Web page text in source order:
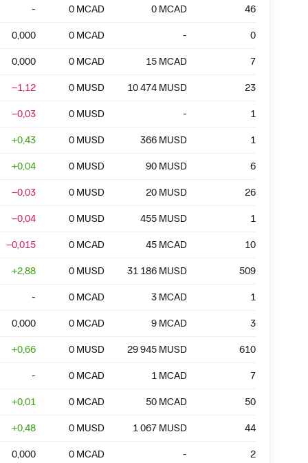
- 0 MCAD 0 MCAD 46
0,000 0 MCAD - 0
0,000 0 MCAD 15 MCAD 7
−1,12 0 MUSD 10 474 MUSD 23
−0,03 0 MUSD - 1
+0,43 0 MUSD 366 MUSD 1
+0,04 0 MUSD 90 MUSD 6
−0,03 0 MUSD 20 MUSD 26
−0,04 0 MUSD 455 MUSD 1
−0,015 0 MCAD 45 MCAD 10
+2,88 0 MUSD 31 186 MUSD 509
- 0 MCAD 3 MCAD 1
0,000 0 MCAD 9 MCAD 3
+0,66 0 MUSD 29 945 MUSD 610
- 0 MCAD 1 MCAD 7
+0,01 0 MCAD 50 MCAD 50
+0,48 0 MUSD 1 067 MUSD 44
0,000 0 MCAD - 2